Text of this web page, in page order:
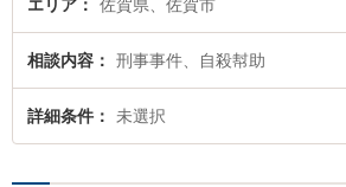
エリア 佐賀県、佐賀市
相談内容 刑事事件、自殺幇助
詳細条件 未選択